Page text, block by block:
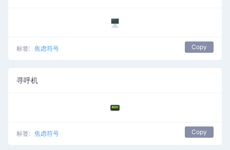
🖥️
标签: 焦虑符号 Copy
寻呼机
📟
标签: 焦虑符号 Copy